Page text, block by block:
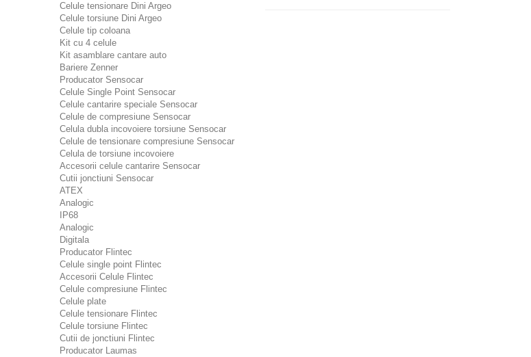
Celule tensionare Dini Argeo
Celule torsiune Dini Argeo
Celule tip coloana
Kit cu 4 celule
Kit asamblare cantare auto
Bariere Zenner
Producator Sensocar
Celule Single Point Sensocar
Celule cantarire speciale Sensocar
Celule de compresiune Sensocar
Celula dubla incovoiere torsiune Sensocar
Celule de tensionare compresiune Sensocar
Celula de torsiune incovoiere
Accesorii celule cantarire Sensocar
Cutii jonctiuni Sensocar
ATEX
Analogic
IP68
Analogic
Digitala
Producator Flintec
Celule single point Flintec
Accesorii Celule Flintec
Celule compresiune Flintec
Celule plate
Celule tensionare Flintec
Celule torsiune Flintec
Cutii de jonctiuni Flintec
Producator Laumas